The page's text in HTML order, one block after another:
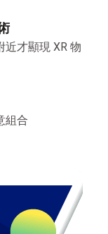
才顯現 XR 物
組合